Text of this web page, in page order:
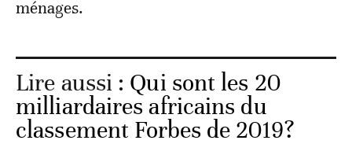
ménages.
Lire aussi : Qui sont les 20
milliardaires africains du
classement Forbes de 2019?